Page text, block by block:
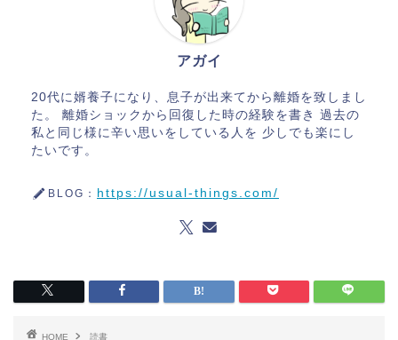
アガイ
20代に婿養子になり、息子が出来てから離婚を致しまし
た。 離婚ショックから回復した時の経験を書き 過去の
私と同じ様に辛い思いをしている人を 少しでも楽にし
たいです。
BLOG： https://usual-things.com/
HOME 読書